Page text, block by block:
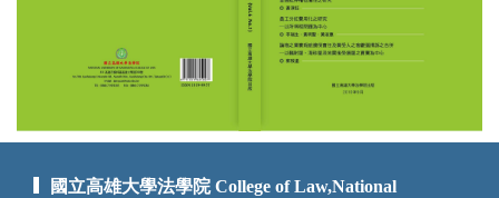
國立高雄大學法學院 College of Law,National